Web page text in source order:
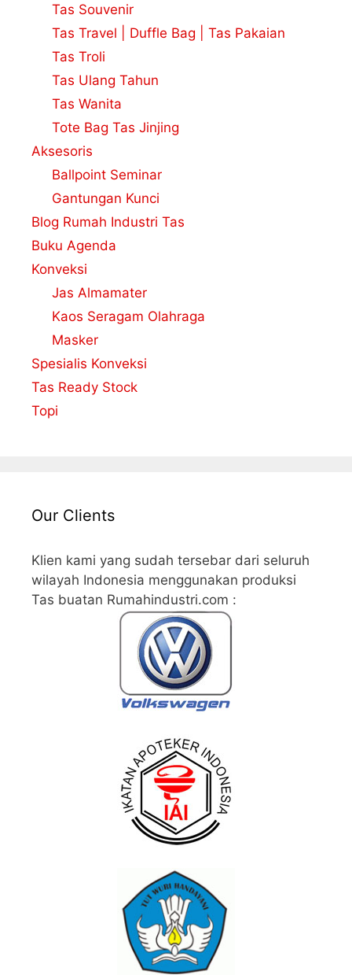
Tas Souvenir
Tas Travel | Duffle Bag | Tas Pakaian
Tas Troli
Tas Ulang Tahun
Tas Wanita
Tote Bag Tas Jinjing
Aksesoris
Ballpoint Seminar
Gantungan Kunci
Blog Rumah Industri Tas
Buku Agenda
Konveksi
Jas Almamater
Kaos Seragam Olahraga
Masker
Spesialis Konveksi
Tas Ready Stock
Topi
Our Clients
Klien kami yang sudah tersebar dari seluruh
wilayah Indonesia menggunakan produksi
Tas buatan Rumahindustri.com :